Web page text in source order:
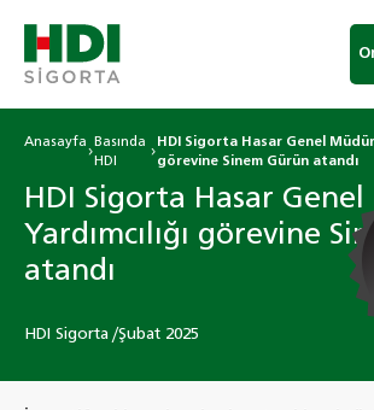
Anasayfa
Basında
HDI
HDI Sigorta Hasar Genel Müdür
görevine Sinem Gürün atandı
HDI Sigorta Hasar Genel
Yardımcılığı görevine
atandı
HDI Sigorta /Şubat 2025